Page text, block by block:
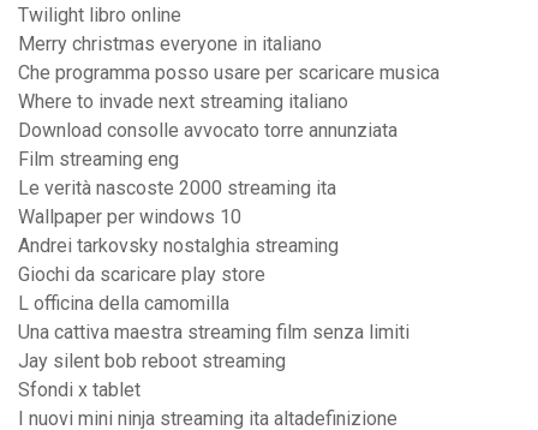
Twilight libro online
Merry christmas everyone in italiano
Che programma posso usare per scaricare musica
Where to invade next streaming italiano
Download consolle avvocato torre annunziata
Film streaming eng
Le verità nascoste 2000 streaming ita
Wallpaper per windows 10
Andrei tarkovsky nostalghia streaming
Giochi da scaricare play store
L officina della camomilla
Una cattiva maestra streaming film senza limiti
Jay silent bob reboot streaming
Sfondi x tablet
I nuovi mini ninja streaming ita altadefinizione